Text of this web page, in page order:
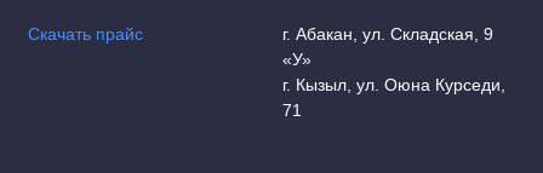
Скачать прайс
г. Абакан, ул. Складская, 9
«У»
г. Кызыл, ул. Оюна Курседи,
71